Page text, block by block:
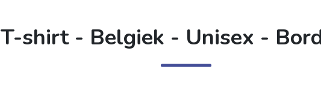
T-shirt - Belgiek - Unisex -